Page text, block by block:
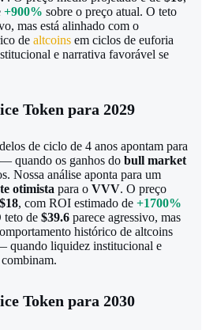
+900% sobre o preço atual. O teto
mas está alinhado com o
de altcoins em ciclos de euforia
e narrativa favorável se
Token para 2029
de ciclo de 4 anos apontam para
quando os ganhos do bull market
Nossa análise aponta para um
otimista para o VVV. O preço
$18, com ROI estimado de +1700%
teto de $39.6 parece agressivo, mas
histórico de altcoins
quando liquidez institucional e
Token para 2030